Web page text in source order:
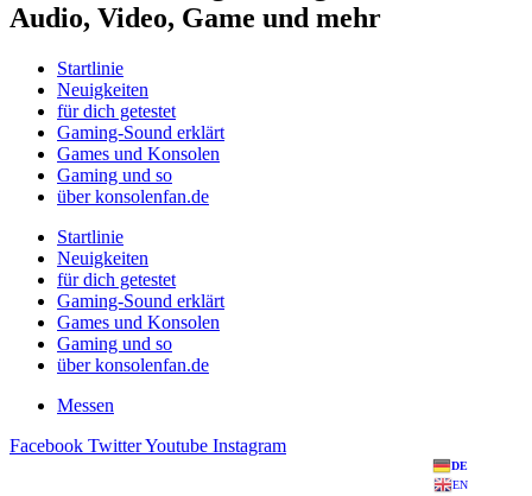
Audio, Video, Game und mehr
Startlinie
Neuigkeiten
für dich getestet
Gaming-Sound erklärt
Games und Konsolen
Gaming und so
über konsolenfan.de
Startlinie
Neuigkeiten
für dich getestet
Gaming-Sound erklärt
Games und Konsolen
Gaming und so
über konsolenfan.de
Messen
Facebook TwitterYoutube Instagram
DE
EN